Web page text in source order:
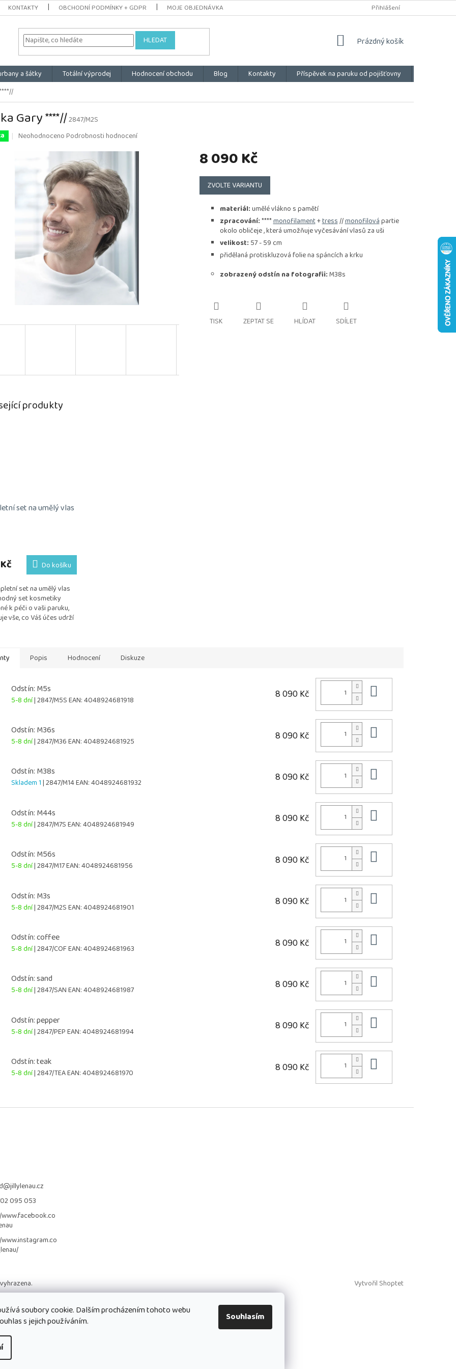
soubory cookie. Dalším procházením tohoto webu
s jejich používáním.
Souhlasím
KONTAKTY OBCHODNÍ PODMÍNKY + GDPR MOJE OBJEDNÁVKA Přihlášení
HLEDAT
NÁKUPNÍ
Prázdný košík
a šátky Totální výprodej Hodnocení obchodu Blog Kontakty Příspěvek na paruku od pojišťovny
Gary ****//2847/M2S
Průměrné
hvězdiček.
NeohodnocenoPodrobnosti hodnocení
8 090 Kč
Měrná
cena:
ZVOLTE VARIANTU
materiál:umělé vlákno s pamětí
zpracování:****monofilament+tress//monofilovápartie
okolo obličeje , která umožňuje vyčesávání vlasů za uši
velikost: 57 - 59 cm
přidělaná protiskluzová folie na spáncích a krku
zobrazený odstín na fotografii:M38s
TISK ZEPTAT SE HLÍDAT SDÍLET
produkty
set na umělý vlas
Do košíku
set na umělý vlas
set kosmetiky
k péči o vaši paruku,
vše, co Váš účes udrží
Popis Hodnocení Diskuze
Odstín: M5s
5-8 dní| 2847/M5SEAN:4048924681918 8 090 Kč
Odstín: M36s
5-8 dní| 2847/M36EAN:4048924681925 8 090 Kč
Odstín: M38s
Skladem 1| 2847/M14EAN:4048924681932 8 090 Kč
Odstín: M44s
5-8 dní| 2847/M7SEAN:4048924681949 8 090 Kč
Odstín: M56s
5-8 dní| 2847/M17EAN:4048924681956 8 090 Kč
Odstín: M3s
5-8 dní| 2847/M2SEAN:4048924681901 8 090 Kč
Odstín: coffee
5-8 dní| 2847/COFEAN:4048924681963 8 090 Kč
Odstín: sand
5-8 dní| 2847/SANEAN:4048924681987 8 090 Kč
Odstín: pepper
5-8 dní| 2847/PEPEAN:4048924681994 8 090 Kč
Odstín: teak
5-8 dní| 2847/TEAEAN:4048924681970 8 090 Kč
@jillylenau.cz
095 053
Vytvořil Shoptet